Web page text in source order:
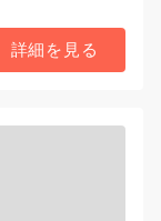
詳細を見る